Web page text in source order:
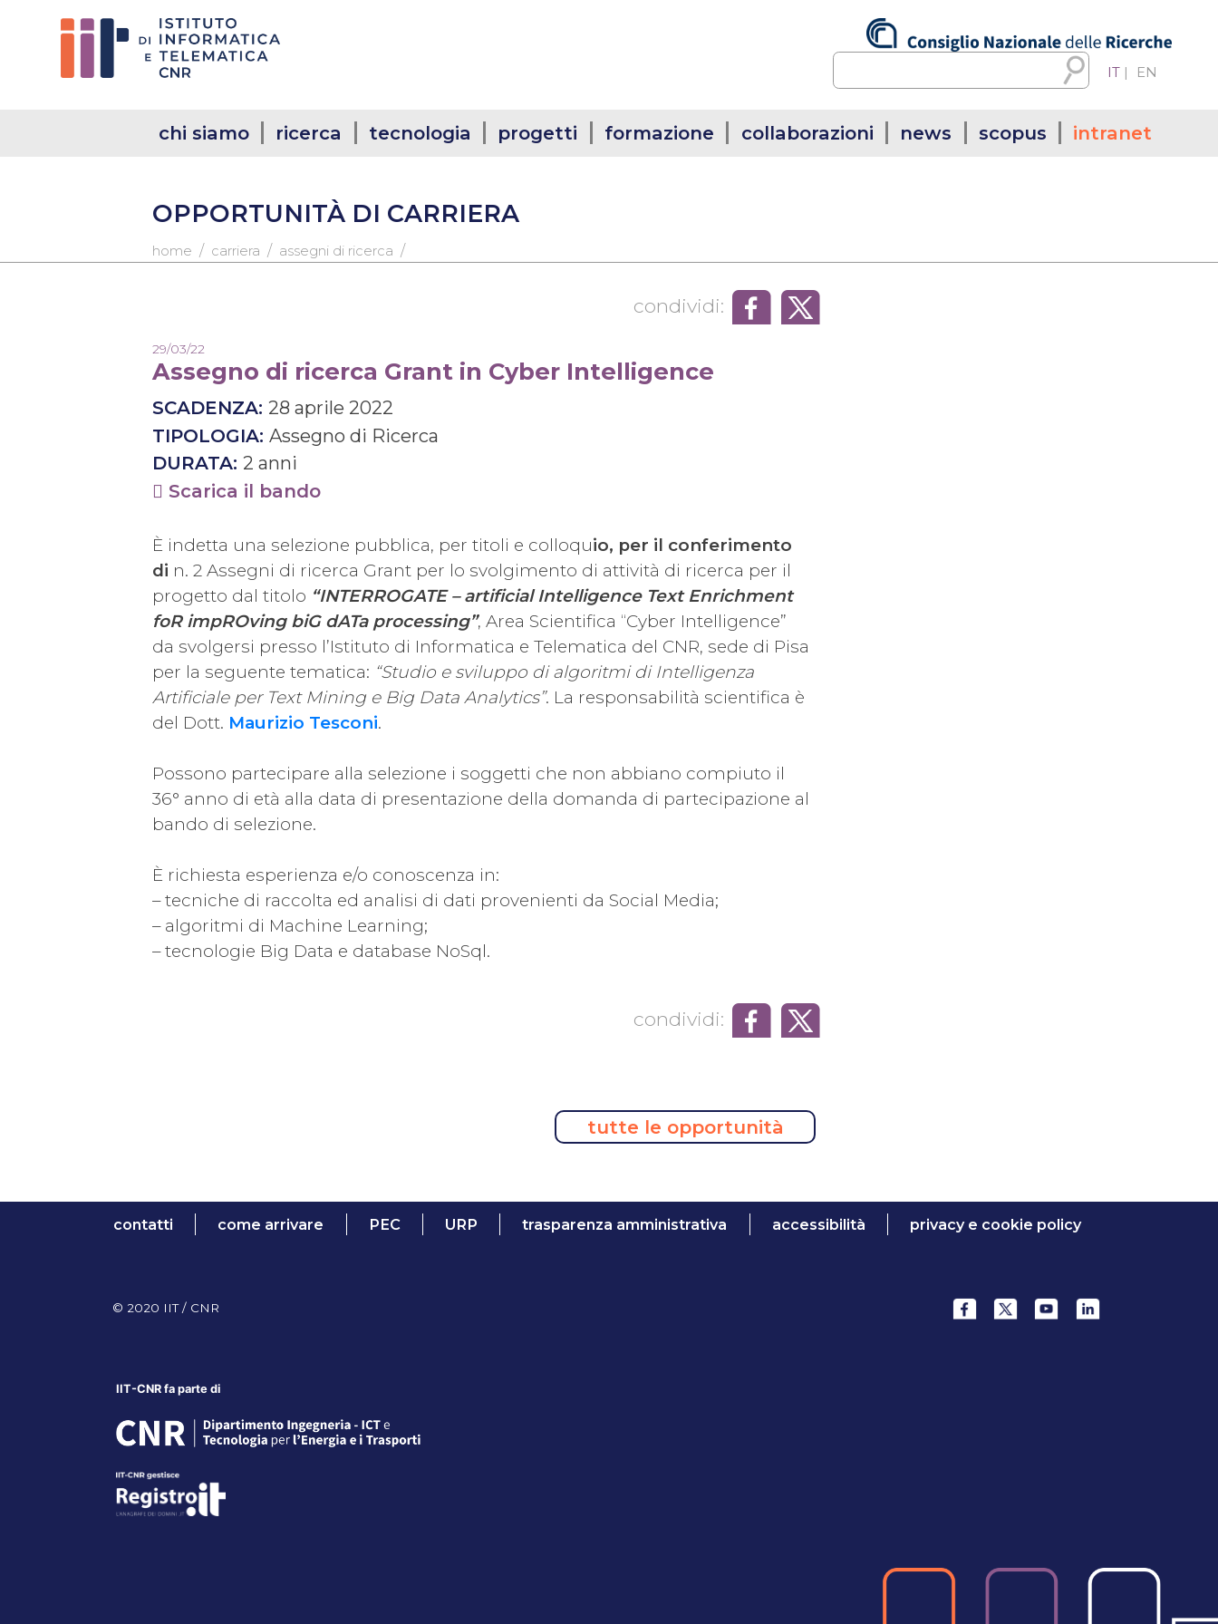
IT| EN
chi siamo ricerca tecnologia progetti formazione collaborazioni news scopus intranet
OPPORTUNITÀ DI CARRIERA
home / carriera / assegni di ricerca /
condividi:
29/03/22
Assegno di ricerca Grant in Cyber Intelligence
SCADENZA: 28 aprile 2022
TIPOLOGIA: Assegno di Ricerca
DURATA: 2 anni
Scarica il bando
È indetta una selezione pubblica, per titoli e colloquio, per il conferimento
di n. 2 Assegni di ricerca Grant per lo svolgimento di attività di ricerca per il
progetto dal titolo “INTERROGATE – artificial Intelligence Text Enrichment
foR impROving biG dATa processing”, Area Scientifica “Cyber Intelligence”
da svolgersi presso l’Istituto di Informatica e Telematica del CNR, sede di Pisa
per la seguente tematica: “Studio e sviluppo di algoritmi di Intelligenza
Artificiale per Text Mining e Big Data Analytics”. La responsabilità scientifica è
del Dott. Maurizio Tesconi.
Possono partecipare alla selezione i soggetti che non abbiano compiuto il
36° anno di età alla data di presentazione della domanda di partecipazione al
bando di selezione.
È richiesta esperienza e/o conoscenza in:
– tecniche di raccolta ed analisi di dati provenienti da Social Media;
– algoritmi di Machine Learning;
– tecnologie Big Data e database NoSql.
condividi:
tutte le opportunità
contatti come arrivare PEC URP trasparenza amministrativa accessibilità privacy e cookie policy
© 2020 IIT / CNR
IIT-CNR fa parte di